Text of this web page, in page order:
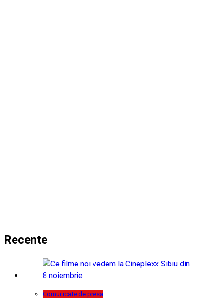
Recente
Comunicate de presa